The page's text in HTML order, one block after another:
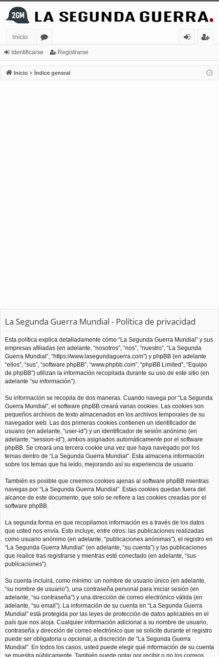
Inicio
or
os
nt
ifi
ist
ra
Identificarse Registrarse
Inicio Índice general
La Segunda Guerra Mundial - Política de privacidad
Esta política explica detalladamente cómo “La Segunda Guerra Mundial” y sus
empresas afiliadas (en adelante, “nosotros”, “nos”, “nuestro”, “La Segunda
Guerra Mundial”, “https://www.lasegundaguerra.com”) y phpBB (en adelante
“ellos”, “sus”, “software phpBB”, “www.phpbb.com”, “phpBB Limited”, “Equipo
de phpBB”) utilizan la información recopilada durante su uso de este sitio (en
adelante “su información”).
Su información se recopila de dos maneras. Cuando navega por “La Segunda
Guerra Mundial”, el software phpBB creará varias cookies. Las cookies son
pequeños archivos de texto almacenados en los archivos temporales de su
navegador web. Las dos primeras cookies contienen un identificador de
usuario (en adelante, “user-id”) y un identificador de sesión anónimo (en
adelante, “session-id”), ambos asignados automáticamente por el software
phpBB. Se creará una tercera cookie una vez que haya navegado por los
temas dentro de “La Segunda Guerra Mundial”. Esta almacena información
sobre los temas que ha leído, mejorando así su experiencia de usuario.
También es posible que creemos cookies ajenas al software phpBB mientras
navegas por “La Segunda Guerra Mundial”. Estas cookies quedan fuera del
alcance de este documento, que solo se refiere a las cookies creadas por el
software phpBB.
La segunda forma en que recopilamos información es a través de los datos
que usted nos envía. Esto incluye, entre otros: las publicaciones realizadas
como usuario anónimo (en adelante, “publicaciones anónimas”), el registro en
“La Segunda Guerra Mundial” (en adelante, “su cuenta”) y las publicaciones
que realice tras registrarse y mientras esté conectado (en adelante, “sus
publicaciones”).
Su cuenta incluirá, como mínimo: un nombre de usuario único (en adelante,
“su nombre de usuario”), una contraseña personal para iniciar sesión (en
adelante, “su contraseña”) y una dirección de correo electrónico válida (en
adelante, “su email”). La información de su cuenta en “La Segunda Guerra
Mundial” está protegida por las leyes de protección de datos aplicables en el
país que nos aloja. Cualquier información adicional a su nombre de usuario,
contraseña y dirección de correo electrónico que se solicite durante el registro
puede ser obligatoria u opcional, a discreción de “La Segunda Guerra
Mundial”. En todos los casos, usted puede elegir qué información de su cuenta
se muestra públicamente. También puede optar por recibir o no los correos